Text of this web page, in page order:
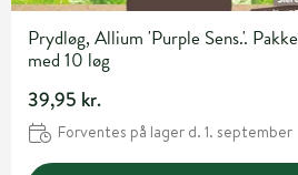
Prydløg, Allium 'Purple Sens.'. Pakke
med 10 løg
39,95 kr.
Forventes på lager d. 1. september